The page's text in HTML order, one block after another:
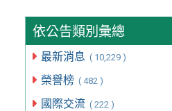
依公告類別彙總
最新消息 ( 10,229 )
榮譽榜 ( 482 )
國際交流 ( 222 )